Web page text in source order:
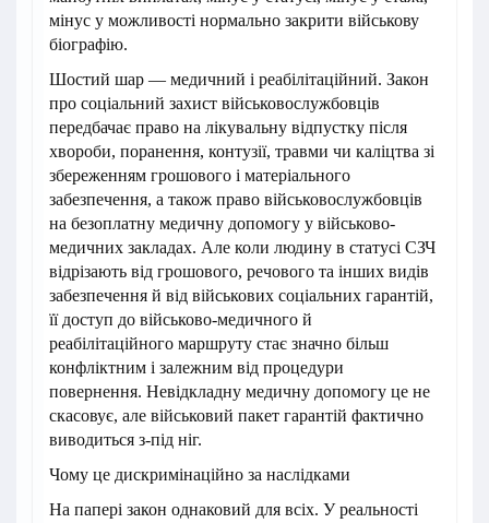
мінус у можливості нормально закрити військову
біографію.
Шостий шар — медичний і реабілітаційний. Закон
про соціальний захист військовослужбовців
передбачає право на лікувальну відпустку після
хвороби, поранення, контузії, травми чи каліцтва зі
збереженням грошового і матеріального
забезпечення, а також право військовослужбовців
на безоплатну медичну допомогу у військово-
медичних закладах. Але коли людину в статусі СЗЧ
відрізають від грошового, речового та інших видів
забезпечення й від військових соціальних гарантій,
її доступ до військово-медичного й
реабілітаційного маршруту стає значно більш
конфліктним і залежним від процедури
повернення. Невідкладну медичну допомогу це не
скасовує, але військовий пакет гарантій фактично
виводиться з-під ніг.
Чому це дискримінаційно за наслідками
На папері закон однаковий для всіх. У реальності